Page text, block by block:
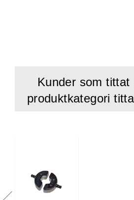
Kunder som tittat
produktkategori